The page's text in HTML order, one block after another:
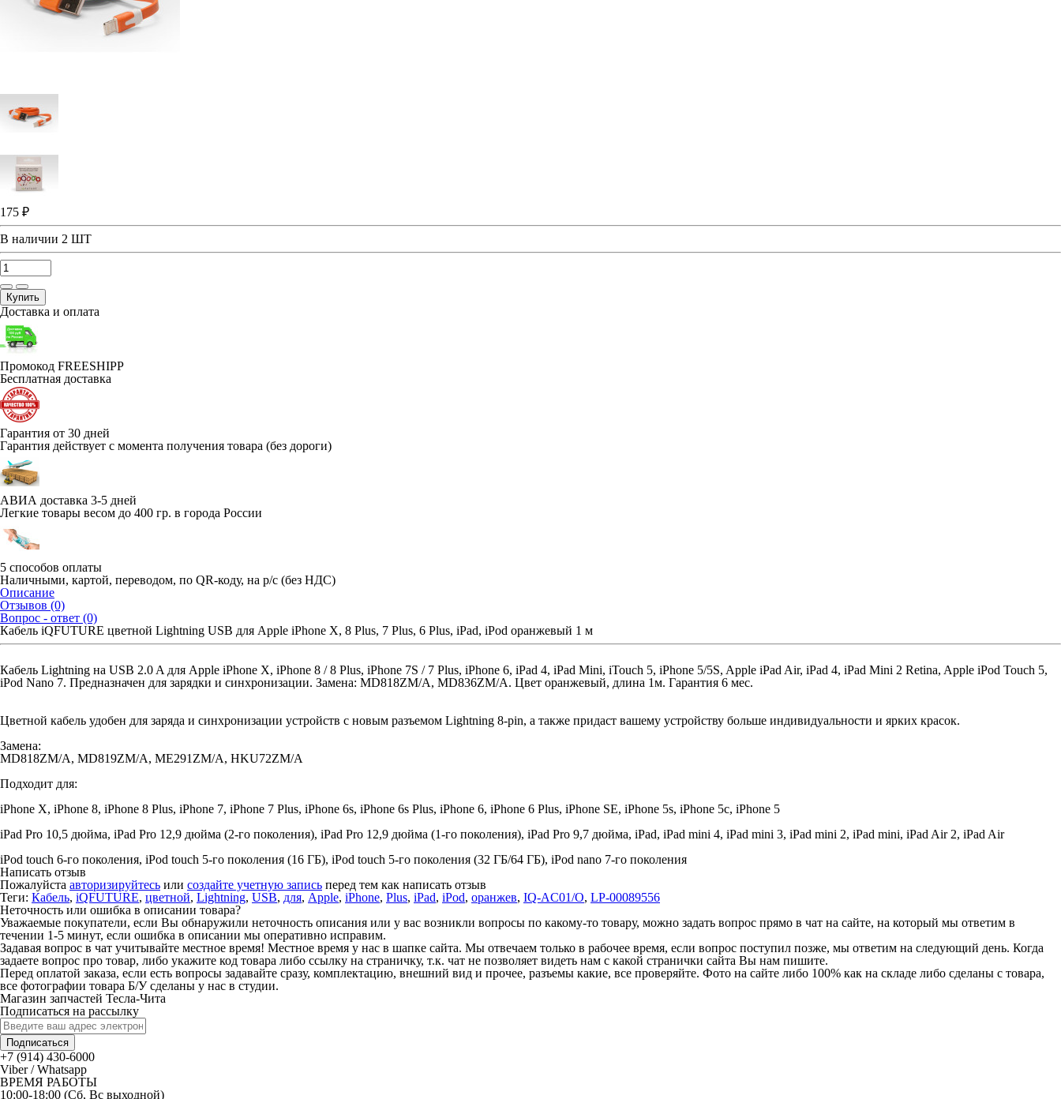
175 ₽
В наличии 2 ШТ
Купить
Доставка и оплата
Промокод FREESHIPP
Бесплатная доставка
Гарантия от 30 дней
Гарантия действует с момента получения товара (без дороги)
АВИА доставка 3-5 дней
Легкие товары весом до 400 гр. в города России
5 способов оплаты
Наличными, картой, переводом, по QR-коду, на р/с (без НДС)
Описание
Отзывов (0)
Вопрос - ответ (0)
Кабель iQFUTURE цветной Lightning USB для Apple iPhone X, 8 Plus, 7 Plus, 6 Plus, iPad, iPod оранжевый 1 м
Кабель Lightning на USB 2.0 A для Apple iPhone X, iPhone 8 / 8 Plus, iPhone 7S / 7 Plus, iPhone 6, iPad 4, iPad Mini, iTouch 5, iPhone 5/5S, Apple iPad Air, iPad 4, iPad Mini 2 Retina, Apple iPod Touch 5,
iPod Nano 7. Предназначен для зарядки и синхронизации. Замена: MD818ZM/A, MD836ZM/A. Цвет оранжевый, длина 1м. Гарантия 6 мес.
Цветной кабель удобен для заряда и синхронизации устройств с новым разъемом Lightning 8-pin, а также придаст вашему устройству больше индивидуальности и ярких красок.
Замена:
MD818ZM/A, MD819ZM/A, ME291ZM/A, HKU72ZM/A
Подходит для:
iPhone X, iPhone 8, iPhone 8 Plus, iPhone 7, iPhone 7 Plus, iPhone 6s, iPhone 6s Plus, iPhone 6, iPhone 6 Plus, iPhone SE, iPhone 5s, iPhone 5c, iPhone 5
iPad Pro 10,5 дюйма, iPad Pro 12,9 дюйма (2-го поколения), iPad Pro 12,9 дюйма (1-го поколения), iPad Pro 9,7 дюйма, iPad, iPad mini 4, iPad mini 3, iPad mini 2, iPad mini, iPad Air 2, iPad Air
iPod touch 6-го поколения, iPod touch 5-го поколения (16 ГБ), iPod touch 5-го поколения (32 ГБ/64 ГБ), iPod nano 7-го поколения
Написать отзыв
Пожалуйста авторизируйтесь или создайте учетную запись перед тем как написать отзыв
Теги: Кабель, iQFUTURE, цветной, Lightning, USB, для, Apple, iPhone, Plus, iPad, iPod, оранжев, IQ-AC01/O, LP-00089556
Неточность или ошибка в описании товара?
Уважаемые покупатели, если Вы обнаружили неточность описания или у вас возникли вопросы по какому-то товару, можно задать вопрос прямо в чат на сайте, на который мы ответим в
течении 1-5 минут, если ошибка в описании мы оперативно исправим.
Задавая вопрос в чат учитывайте местное время! Местное время у нас в шапке сайта. Мы отвечаем только в рабочее время, если вопрос поступил позже, мы ответим на следующий день. Когда
задаете вопрос про товар, либо укажите код товара либо ссылку на страничку, т.к. чат не позволяет видеть нам с какой странички сайта Вы нам пишите.
Перед оплатой заказа, если есть вопросы задавайте сразу, комплектацию, внешний вид и прочее, разъемы какие, все проверяйте. Фото на сайте либо 100% как на складе либо сделаны с товара,
все фотографии товара Б/У сделаны у нас в студии.
Магазин запчастей Тесла-Чита
Подписаться на рассылку
Подписаться
+7 (914) 430-6000
Viber / Whatsapp
ВРЕМЯ РАБОТЫ
10:00-18:00 (Сб, Вс выходной)